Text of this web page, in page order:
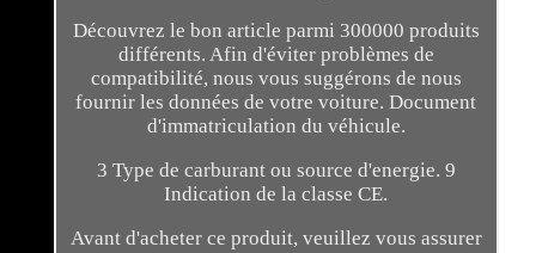
Découvrez le bon article parmi 300000 produits
différents. Afin d'éviter problèmes de
compatibilité, nous vous suggérons de nous
fournir les données de votre voiture. Document
d'immatriculation du véhicule.
3 Type de carburant ou source d'energie. 9
Indication de la classe CE.
Avant d'acheter ce produit, veuillez vous assurer